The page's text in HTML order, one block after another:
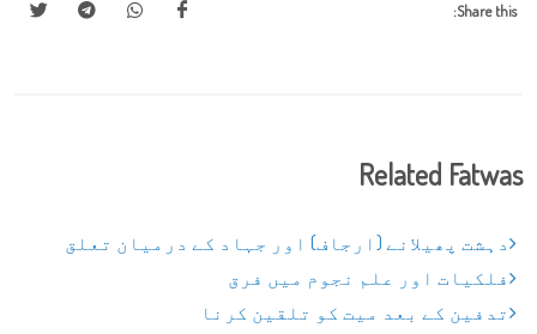
Share this:
Related Fatwas
دہشت پھیلانے (ارجاف) اور جہاد کے درمیان تعلق
فلکیات اور علم نجوم میں فرق
تدفین کے بعد میت کو تلقین کرنا